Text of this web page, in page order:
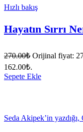
Hızlı bakış
Hayatın Sırrı
270.00₺ Orijinal fiyat:
162.00₺.
Sepete Ekle
Seda Akipek’in